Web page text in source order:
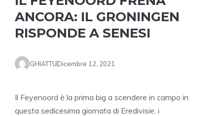
ANCORA: IL GRONINGEN
RISPONDE A SENESI
GHIATTUDicembre 12, 2021
Il Feyenoord è la prima big a scendere in campo in
questa sedicesima giornata di Eredivisie: i